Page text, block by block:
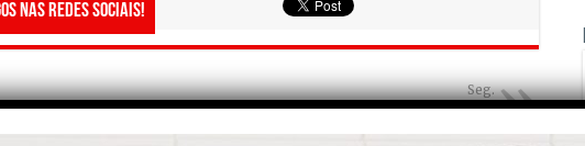
nas redes sociais!
Seg.
Nelas Cup acolhe cerca de